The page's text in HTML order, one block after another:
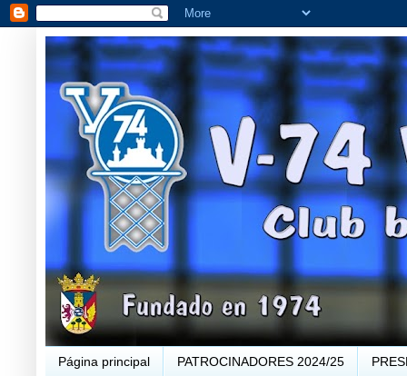
Página principal PATROCINADORES 2024/25